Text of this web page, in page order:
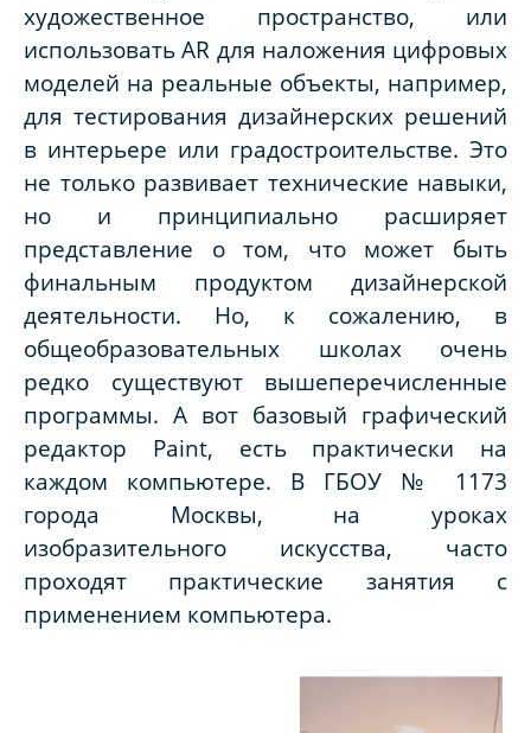
художественное пространство, или
использовать AR для наложения цифровых
моделей на реальные объекты, например,
для тестирования дизайнерских решений
в интерьере или градостроительстве. Это
не только развивает технические навыки,
но и принципиально расширяет
представление о том, что может быть
финальным продуктом дизайнерской
деятельности. Но, к сожалению, в
общеобразовательных школах очень
редко существуют вышеперечисленные
программы. А вот базовый графический
редактор Paint, есть практически на
каждом компьютере. В ГБОУ № 1173
города Москвы, на уроках
изобразительного искусства, часто
проходят практические занятия с
применением компьютера.